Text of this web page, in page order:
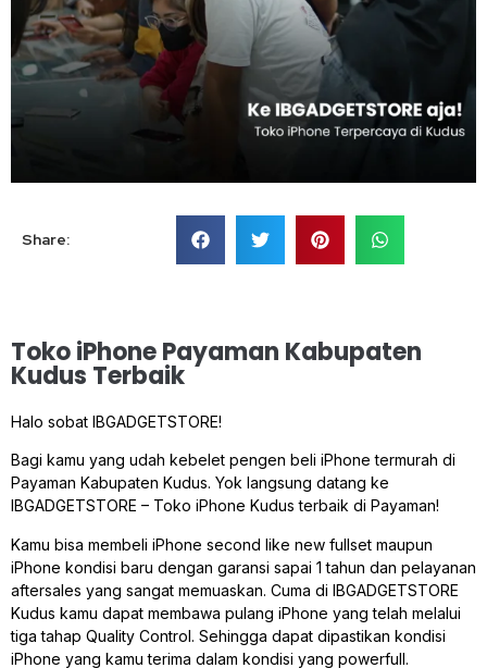
Share:
Toko iPhone Payaman Kabupaten
Kudus Terbaik
Halo sobat IBGADGETSTORE!
Bagi kamu yang udah kebelet pengen beli iPhone termurah di
Payaman Kabupaten Kudus. Yok langsung datang ke
IBGADGETSTORE – Toko iPhone Kudus terbaik di Payaman!
Kamu bisa membeli iPhone second like new fullset maupun
iPhone kondisi baru dengan garansi sapai 1 tahun dan pelayanan
aftersales yang sangat memuaskan. Cuma di IBGADGETSTORE
Kudus kamu dapat membawa pulang iPhone yang telah melalui
tiga tahap Quality Control. Sehingga dapat dipastikan kondisi
iPhone yang kamu terima dalam kondisi yang powerfull.